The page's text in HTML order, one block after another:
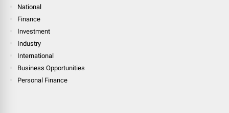
National
Finance
Investment
Industry
International
Business Opportunities
Personal Finance